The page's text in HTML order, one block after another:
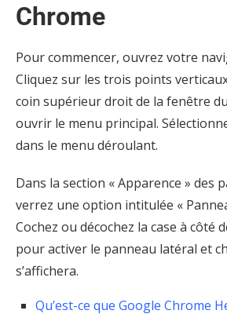
Chrome
Pour commencer, ouvrez votre
Cliquez sur les trois points
coin supérieur droit de la fenêtre
ouvrir le menu principal.
dans le menu déroulant.
Dans la section « Apparence » des
verrez une option intitulée «
Cochez ou décochez la case à côté
pour activer le panneau latéral et
s’affichera.
Qu’est-ce que Google Chrome